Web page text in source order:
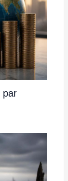
par